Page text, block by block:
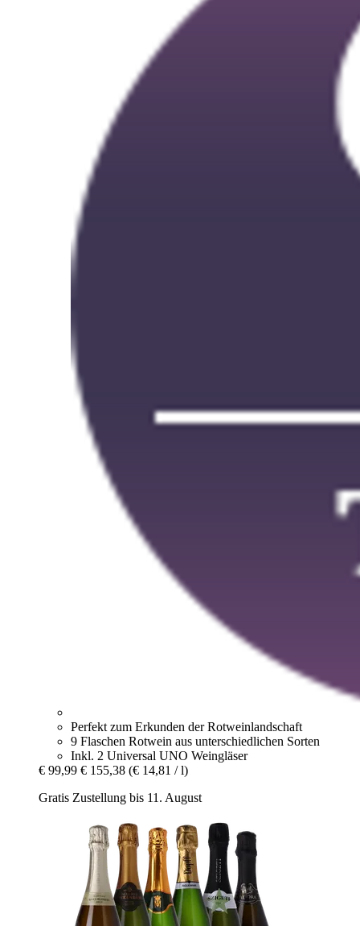
Perfekt zum Erkunden der Rotweinlandschaft
9 Flaschen Rotwein aus unterschiedlichen Sorten
Inkl. 2 Universal UNO Weingläser
€ 99,99 € 155,38 (€ 14,81 / l)
Gratis Zustellung bis 11. August